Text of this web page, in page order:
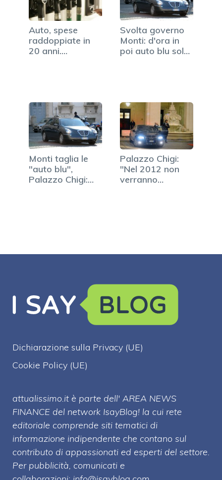
Auto, spese
raddoppiate in
20 anni.
Svolta governo
Monti: d'ora in
poi auto blu solo
Monti taglia le
"auto blu",
Palazzo Chigi:
Palazzo Chigi:
"Nel 2012 non
verranno
Dichiarazione sulla Privacy (UE)
Cookie Policy (UE)
attualissimo.it è parte dell' AREA NEWS
FINANCE del network IsayBlog! la cui rete
editoriale comprende siti tematici di
informazione indipendente che contano sul
contributo di appassionati ed esperti del settore.
Per pubblicità, comunicati e